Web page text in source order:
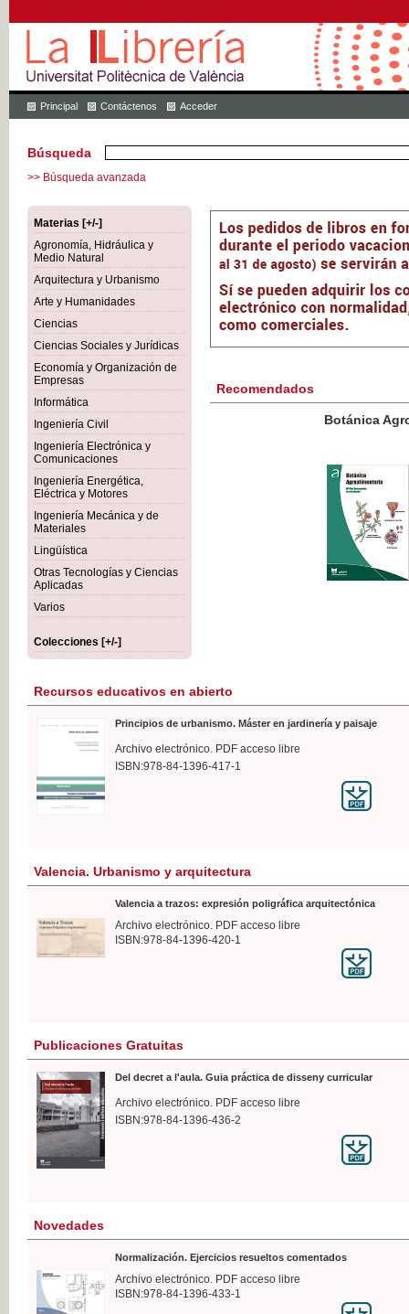
Principal Contáctenos Acceder
Búsqueda
>> Búsqueda avanzada
Materias [+/-]
Agronomía, Hidráulica y
Medio Natural
Arquitectura y Urbanismo
Arte y Humanidades
Ciencias
Ciencias Sociales y Jurídicas
Economía y Organización de
Empresas
Informática
Ingeniería Civil
Ingeniería Electrónica y
Comunicaciones
Ingeniería Energética,
Eléctrica y Motores
Ingeniería Mecánica y de
Materiales
Lingüística
Otras Tecnologías y Ciencias
Aplicadas
Varios
Colecciones [+/-]
Recomendados
Botánica Agroalimentaria
IVA
Recursos educativos en abierto
Principios de urbanismo. Máster en jardinería y paisaje
Archivo electrónico. PDF acceso libre
ISBN:978-84-1396-417-1
Valencia. Urbanismo y arquitectura
Valencia a trazos: expresión poligráfica arquitectónica
Archivo electrónico. PDF acceso libre
ISBN:978-84-1396-420-1
Publicaciones Gratuitas
Del decret a l'aula. Guia práctica de disseny curricular
Archivo electrónico. PDF acceso libre
ISBN:978-84-1396-436-2
Novedades
Normalización. Ejercicios resueltos comentados
Archivo electrónico. PDF acceso libre
ISBN:978-84-1396-433-1